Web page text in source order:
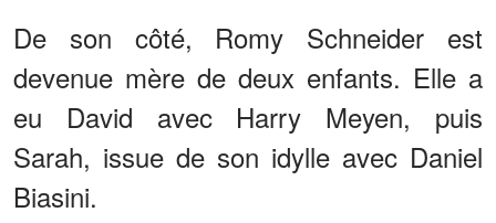
De son côté, Romy Schneider est
devenue mère de deux enfants. Elle a
eu David avec Harry Meyen, puis
Sarah, issue de son idylle avec Daniel
Biasini.